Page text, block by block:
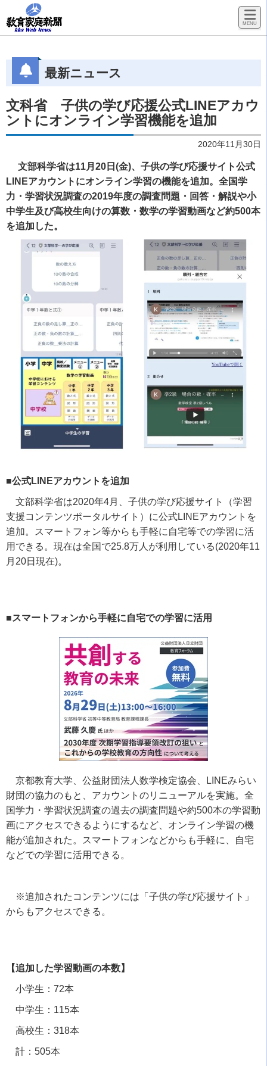
最新ニュース
文科省 子供の学び応援公式LINEアカウ
ントにオンライン学習機能を追加
2020年11月30日
文部科学省は11月20日(金)、子供の学び応援サイト公式
LINEアカウントにオンライン学習の機能を追加。全国学
力・学習状況調査の2019年度の調査問題・回答・解説や小
中学生及び高校生向けの算数・数学の学習動画など約500本
を追加した。
■公式LINEアカウントを追加
文部科学省は2020年4月、子供の学び応援サイト（学習
支援コンテンツポータルサイト）に公式LINEアカウントを
追加。スマートフォン等からも手軽に自宅等での学習に活
用できる。現在は全国で25.8万人が利用している(2020年11
月 20日現在)。
■スマートフォンから手軽に自宅での学習に活用
京都教育大学、公益財団法人数学検定協会、 LINEみらい
財団の協力のもと、アカウントのリニューアルを実施。全
国学力・学習状況調査の過去の調査問題や約500本の学習動
画にアクセスできるようにするなど、オンライン学習の機
能が追加された。スマートフォンなどからも手軽に、自宅
などでの学習に活用できる。
※追加されたコンテンツには「子供の学び応援サイト」
からもアクセスできる。
【追加した学習動画の本数】
小学生： 72本
中学生： 115本
高校生： 318本
計： 505本